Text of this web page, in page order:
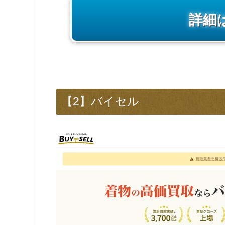
詳細
【2】バイセル